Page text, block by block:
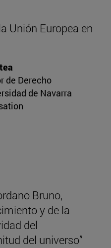
Unión Europea en
de Derecho
de Navarra
Bruno,
y de la
del
del universo”